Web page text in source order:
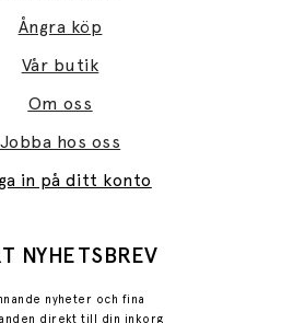
Ångra köp
Vår butik
Om oss
Jobba hos oss
in på ditt konto
NYHETSBREV
nyheter och fina
direkt till din inkorg